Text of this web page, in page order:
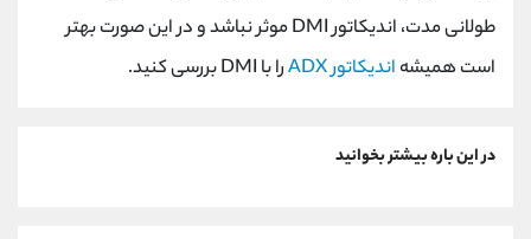
طولانی مدت، اندیکاتور DMI موثر نباشد و در این صورت بهتر
است همیشه اندیکاتور ADX را با DMI بررسی کنید.
در این باره بیشتر بخوانید